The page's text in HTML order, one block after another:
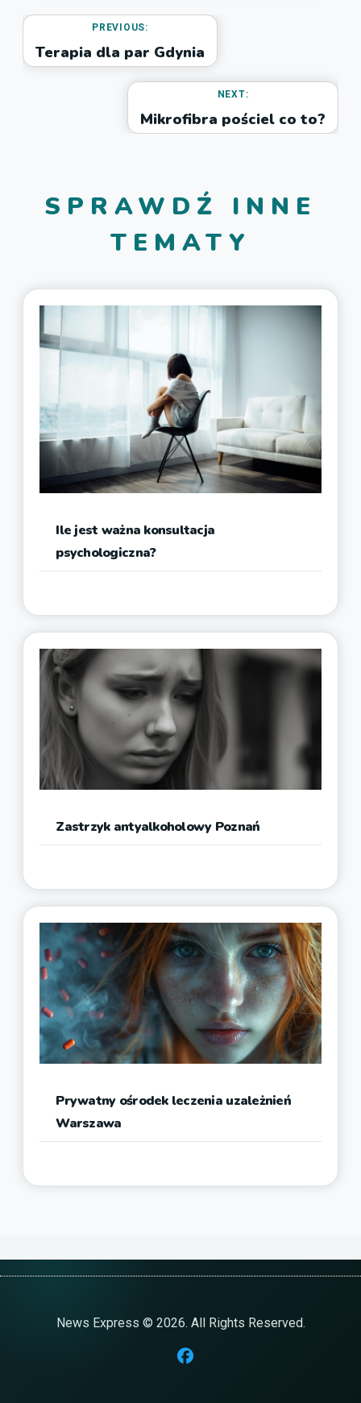
PREVIOUS:
Terapia dla par Gdynia
NEXT:
Mikrofibra pościel co to?
SPRAWDŹ INNE
TEMATY
Ile jest ważna konsultacja
psychologiczna?
Zastrzyk antyalkoholowy Poznań
Prywatny ośrodek leczenia uzależnień
Warszawa
News Express © 2026. All Rights Reserved.